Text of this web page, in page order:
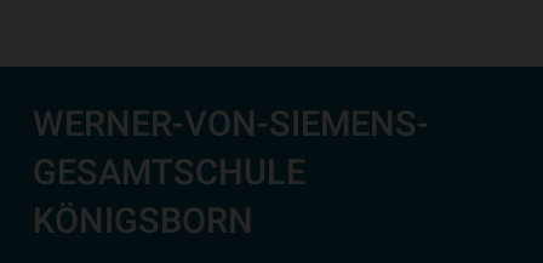
WERNER-VON-SIEMENS-
GESAMTSCHULE
KÖNIGSBORN